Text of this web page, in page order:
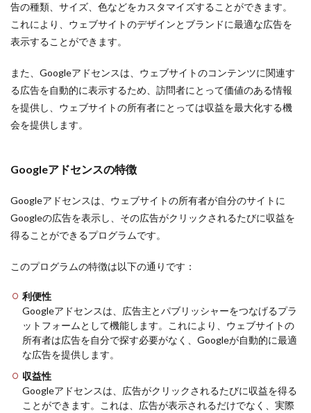
告の種類、サイズ、色などをカスタマイズすることができます。
これにより、ウェブサイトのデザインとブランドに最適な広告を
表示することができます。
また、Googleアドセンスは、ウェブサイトのコンテンツに関連す
る広告を自動的に表示するため、訪問者にとって価値のある情報
を提供し、ウェブサイトの所有者にとっては収益を最大化する機
会を提供します。
Googleアドセンスの特徴
Googleアドセンスは、ウェブサイトの所有者が自分のサイトに
Googleの広告を表示し、その広告がクリックされるたびに収益を
得ることができるプログラムです。
このプログラムの特徴は以下の通りです：
利便性
Googleアドセンスは、広告主とパブリッシャーをつなげるプラ
ットフォームとして機能します。これにより、ウェブサイトの
所有者は広告を自分で探す必要がなく、Googleが自動的に最適
な広告を提供します。
収益性
Googleアドセンスは、広告がクリックされるたびに収益を得る
ことができます。これは、広告が表示されるだけでなく、実際
アフィリエイト 成功
アフィリエイト 初心者 教材
アフィリエイト 内容の決め方
アフィリエイト ホームページ 作り方
アフィリエイト ホームページ
アフィリエイト ブログ 成功
アフィリエイト ブログ テーマ
アフィリエイト ブログ サイト
アフィリエイト ブログ やり方
アフィリエイト ブログ
アフィリエイト テーマ
検索